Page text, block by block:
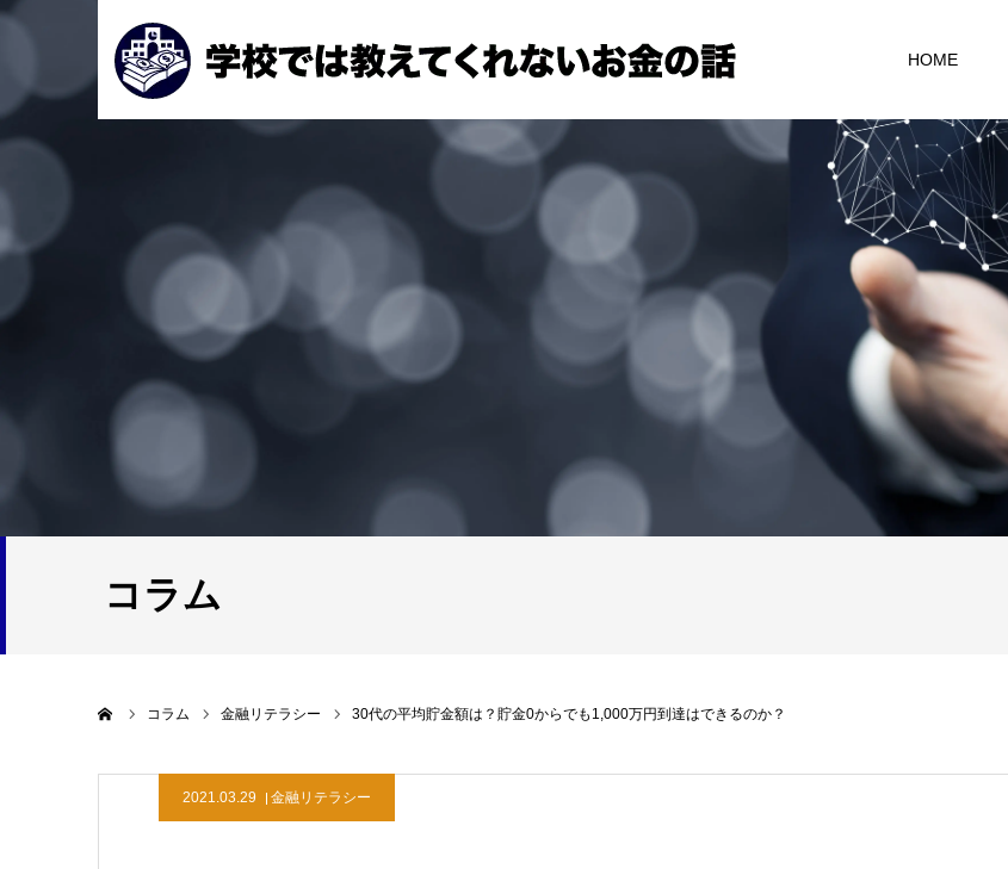
HOME
コラム
コラム 金融リテラシー 30代の平均貯金額は？貯金0からでも1,000万円到達はできるのか？
2021.03.29 金融リテラシー